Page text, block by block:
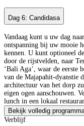
Dag 6: Candidasa
Vandaag kunt u uw dag
ontspanning bij uw mooie
kennen. U kunt optioneel
door de rijstvelden, naar
‘Bali Aga’, waar de eerste
van de Majapahit-dyanstie
architectuur van het dorp
eigen ogen aanschouwen.
lunch in een lokaal
Bekijk volledig
Verblijf